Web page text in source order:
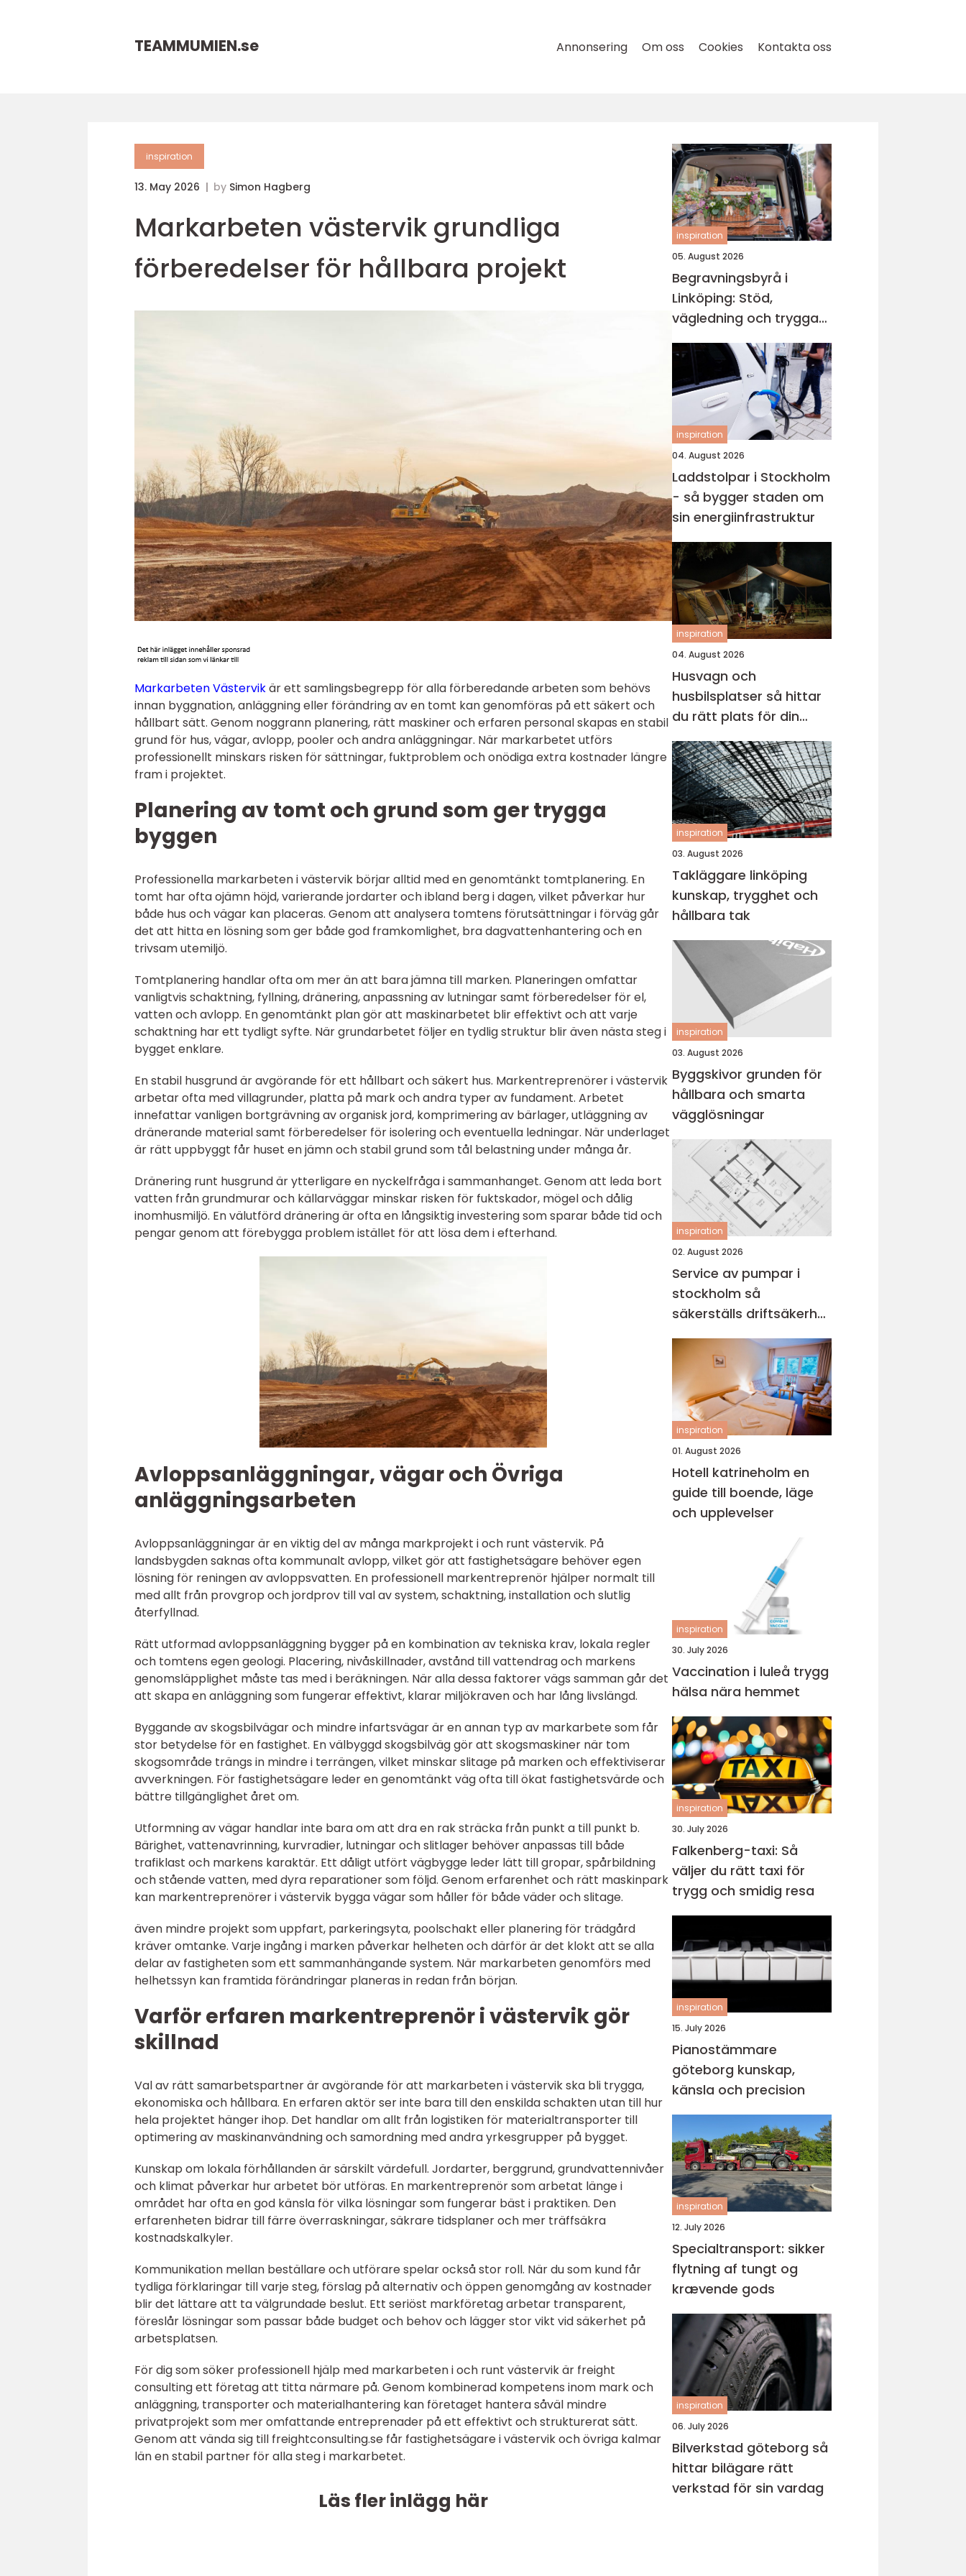
TEAMMUMIEN.se Annonsering Om oss Cookies Kontakta oss
inspiration
13. May 2026 by Simon Hagberg
Markarbeten västervik grundliga
förberedelser för hållbara projekt
Markarbeten Västervikär ett samlingsbegrepp för alla förberedande arbeten som behövs
innan byggnation, anläggning eller förändring av en tomt kan genomföras på ett säkert och
hållbart sätt. Genom noggrann planering, rätt maskiner och erfaren personal skapas en stabil
grund för hus, vägar, avlopp, pooler och andra anläggningar. När markarbetet utförs
professionellt minskars risken för sättningar, fuktproblem och onödiga extra kostnader längre
fram i projektet.
Planering av tomt och grund som ger trygga
byggen
Professionella markarbeten i västervik börjar alltid med en genomtänkt tomtplanering. En
tomt har ofta ojämn höjd, varierande jordarter och ibland berg i dagen, vilket påverkar hur
både hus och vägar kan placeras. Genom att analysera tomtens förutsättningar i förväg går
det att hitta en lösning som ger både god framkomlighet, bra dagvattenhantering och en
trivsam utemiljö.
Tomtplanering handlar ofta om mer än att bara jämna till marken. Planeringen omfattar
vanligtvis schaktning, fyllning, dränering, anpassning av lutningar samt förberedelser för el,
vatten och avlopp. En genomtänkt plan gör att maskinarbetet blir effektivt och att varje
schaktning har ett tydligt syfte. När grundarbetet följer en tydlig struktur blir även nästa steg i
bygget enklare.
En stabil husgrund är avgörande för ett hållbart och säkert hus. Markentreprenörer i västervik
arbetar ofta med villagrunder, platta på mark och andra typer av fundament. Arbetet
innefattar vanligen bortgrävning av organisk jord, komprimering av bärlager, utläggning av
dränerande material samt förberedelser för isolering och eventuella ledningar. När underlaget
är rätt uppbyggt får huset en jämn och stabil grund som tål belastning under många år.
Dränering runt husgrund är ytterligare en nyckelfråga i sammanhanget. Genom att leda bort
vatten från grundmurar och källarväggar minskar risken för fuktskador, mögel och dålig
inomhusmiljö. En välutförd dränering är ofta en långsiktig investering som sparar både tid och
pengar genom att förebygga problem istället för att lösa dem i efterhand.
Avloppsanläggningar, vägar och Övriga
anläggningsarbeten
Avloppsanläggningar är en viktig del av många markprojekt i och runt västervik. På
landsbygden saknas ofta kommunalt avlopp, vilket gör att fastighetsägare behöver egen
lösning för reningen av avloppsvatten. En professionell markentreprenör hjälper normalt till
med allt från provgrop och jordprov till val av system, schaktning, installation och slutlig
återfyllnad.
Rätt utformad avloppsanläggning bygger på en kombination av tekniska krav, lokala regler
och tomtens egen geologi. Placering, nivåskillnader, avstånd till vattendrag och markens
genomsläpplighet måste tas med i beräkningen. När alla dessa faktorer vägs samman går det
att skapa en anläggning som fungerar effektivt, klarar miljökraven och har lång livslängd.
Byggande av skogsbilvägar och mindre infartsvägar är en annan typ av markarbete som får
stor betydelse för en fastighet. En välbyggd skogsbilväg gör att skogsmaskiner när tom
skogsområde trängs in mindre i terrängen, vilket minskar slitage på marken och effektiviserar
avverkningen. För fastighetsägare leder en genomtänkt väg ofta till ökat fastighetsvärde och
bättre tillgänglighet året om.
Utformning av vägar handlar inte bara om att dra en rak sträcka från punkt a till punkt b.
Bärighet, vattenavrinning, kurvradier, lutningar och slitlager behöver anpassas till både
trafiklast och markens karaktär. Ett dåligt utfört vägbygge leder lätt till gropar, spårbildning
och stående vatten, med dyra reparationer som följd. Genom erfarenhet och rätt maskinpark
kan markentreprenörer i västervik bygga vägar som håller för både väder och slitage.
även mindre projekt som uppfart, parkeringsyta, poolschakt eller planering för trädgård
kräver omtanke. Varje ingång i marken påverkar helheten och därför är det klokt att se alla
delar av fastigheten som ett sammanhängande system. När markarbeten genomförs med
helhetssyn kan framtida förändringar planeras in redan från början.
Varför erfaren markentreprenör i västervik gör
skillnad
Val av rätt samarbetspartner är avgörande för att markarbeten i västervik ska bli trygga,
ekonomiska och hållbara. En erfaren aktör ser inte bara till den enskilda schakten utan till hur
hela projektet hänger ihop. Det handlar om allt från logistiken för materialtransporter till
optimering av maskinanvändning och samordning med andra yrkesgrupper på bygget.
Kunskap om lokala förhållanden är särskilt värdefull. Jordarter, berggrund, grundvattennivåer
och klimat påverkar hur arbetet bör utföras. En markentreprenör som arbetat länge i
området har ofta en god känsla för vilka lösningar som fungerar bäst i praktiken. Den
erfarenheten bidrar till färre överraskningar, säkrare tidsplaner och mer träffsäkra
kostnadskalkyler.
Kommunikation mellan beställare och utförare spelar också stor roll. När du som kund får
tydliga förklaringar till varje steg, förslag på alternativ och öppen genomgång av kostnader
blir det lättare att ta välgrundade beslut. Ett seriöst markföretag arbetar transparent,
föreslår lösningar som passar både budget och behov och lägger stor vikt vid säkerhet på
arbetsplatsen.
För dig som söker professionell hjälp med markarbeten i och runt västervik är freight
consulting ett företag att titta närmare på. Genom kombinerad kompetens inom mark och
anläggning, transporter och materialhantering kan företaget hantera såväl mindre
privatprojekt som mer omfattande entreprenader på ett effektivt och strukturerat sätt.
Genom att vända sig till freightconsulting.se får fastighetsägare i västervik och övriga kalmar
län en stabil partner för alla steg i markarbetet.
Läs fler inlägg här
inspiration
05. August 2026
Begravningsbyrå i
Linköping: Stöd,
vägledning och trygga
val i en svår tid
inspiration
04. August 2026
Laddstolpar i Stockholm
- så bygger staden om
sin energiinfrastruktur
inspiration
04. August 2026
Husvagn och
husbilsplatser så hittar
du rätt plats för din
nästa resa
inspiration
03. August 2026
Takläggare linköping
kunskap, trygghet och
hållbara tak
inspiration
03. August 2026
Byggskivor grunden för
hållbara och smarta
vägglösningar
inspiration
02. August 2026
Service av pumpar i
stockholm så
säkerställs driftsäkerhet
och ekonomi
inspiration
01. August 2026
Hotell katrineholm en
guide till boende, läge
och upplevelser
inspiration
30. July 2026
Vaccination i luleå trygg
hälsa nära hemmet
inspiration
30. July 2026
Falkenberg-taxi: Så
väljer du rätt taxi för
trygg och smidig resa
inspiration
15. July 2026
Pianostämmare
göteborg kunskap,
känsla och precision
inspiration
12. July 2026
Specialtransport: sikker
flytning af tungt og
krævende gods
inspiration
06. July 2026
Bilverkstad göteborg så
hittar bilägare rätt
verkstad för sin vardag